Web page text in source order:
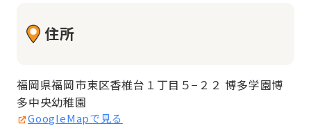
住所
福岡県福岡市東区香椎台１丁目５−２２ 博多学園博
多中央幼稚園
GoogleMapで見る